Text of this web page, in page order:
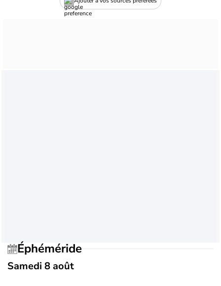
Éphéméride
Samedi 8 août